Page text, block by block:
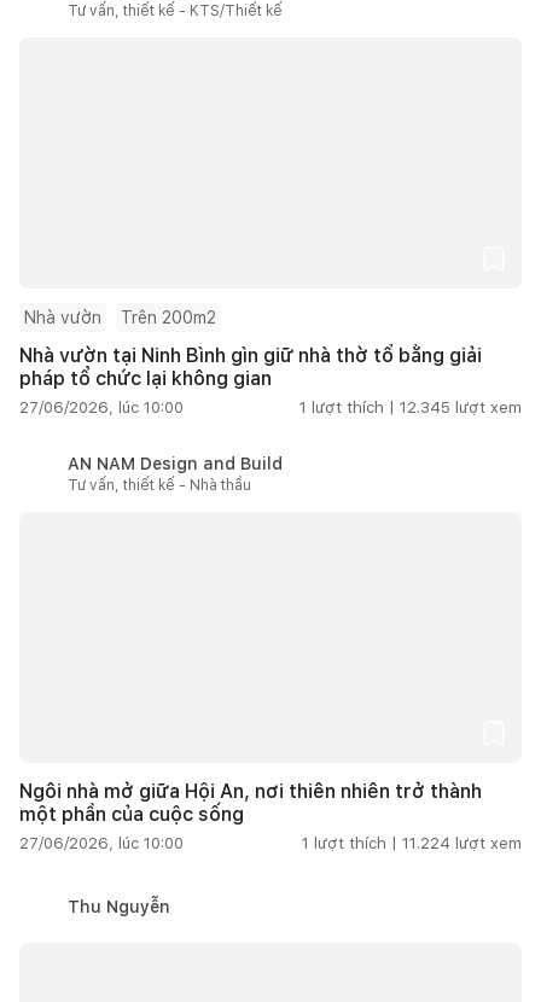
Tư vấn, thiết kế - KTS/Thiết kế
Nhà vườn Trên 200m2
Nhà vườn tại Ninh Bình gìn giữ nhà thờ tổ bằng giải
pháp tổ chức lại không gian
27/06/2026, lúc 10:00 1 lượt thích | 12.345 lượt xem
AN NAM Design and Build
Tư vấn, thiết kế - Nhà thầu
Ngôi nhà mở giữa Hội An, nơi thiên nhiên trở thành
một phần của cuộc sống
27/06/2026, lúc 10:00 1 lượt thích | 11.224 lượt xem
Thu Nguyễn